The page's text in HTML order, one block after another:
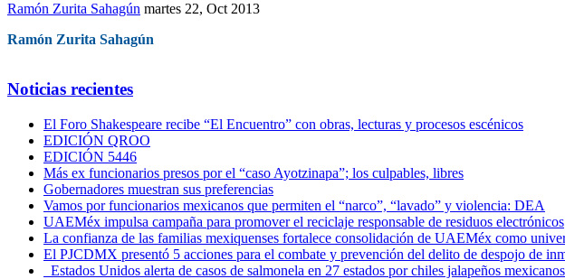
Ramón Zurita Sahagún martes 22, Oct 2013
Ramón Zurita Sahagún
Noticias recientes
El Foro Shakespeare recibe “El Encuentro” con obras, lecturas y procesos escénicos
EDICIÓN QROO
EDICIÓN 5446
Más ex funcionarios presos por el “caso Ayotzinapa”; los culpables, libres
Gobernadores muestran sus preferencias
Vamos por funcionarios mexicanos que permiten el “narco”, “lavado” y violencia: DEA
UAEMéx impulsa campaña para promover el reciclaje responsable de residuos electrónicos
La confianza de las familias mexiquenses fortalece consolidación de UAEMéx como
El PJCDMX presentó 5 acciones para el combate y prevención del delito de despojo de
Estados Unidos alerta de casos de salmonela en 27 estados por chiles jalapeños mexicanos